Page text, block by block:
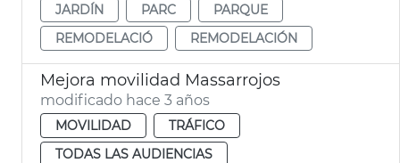
JARDÍN
PARC
PARQUE
REMODELACIÓ
REMODELACIÓN
Mejora movilidad Massarrojos
modificado hace 3 años
MOVILIDAD
TRÁFICO
TODAS LAS AUDIENCIAS